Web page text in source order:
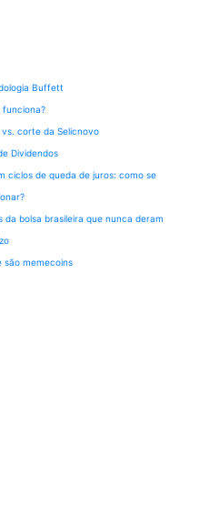
Buffett
funciona?
vs. corte da Selicnovo
Dividendos
ciclos de queda de juros: como se
da bolsa brasileira que nunca deram
são memecoins